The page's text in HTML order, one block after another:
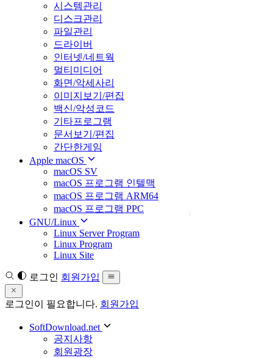
시스템관리
디스크관리
파일관리
드라이버
인터넷/네트웍
멀티미디어
화면/악세사리
이미지보기/편집
백신/악성코드
기타프로그램
문서보기/편집
간단한게임
Apple macOS
macOS SV
macOS 프로그램 인텔맥
macOS 프로그램 ARM64
macOS 프로그램 PPC
GNU/Linux
Linux Server Program
Linux Program
Linux Site
로그인 회원가입
로그인이 필요합니다. 회원가입
SoftDownload.net
공지사항
회원광장